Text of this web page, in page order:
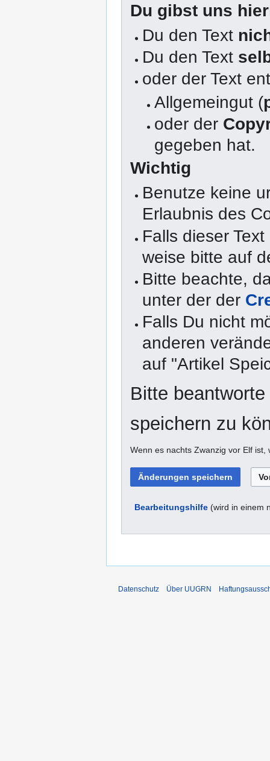
Du gibst uns
Du den Text
Du den Text
oder der Text
Allgemeingut (
oder der
gegeben hat.
Wichtig
Benutze keine
Erlaubnis des
Falls dieser
weise bitte auf
Bitte beachte,
unter der der
Falls Du nicht
anderen
auf "Artikel
Bitte
speichern zu
Wenn es nachts Zwanzig vor Elf
Bearbeitungshilfe (wird in einem
Datenschutz Über UUGRN